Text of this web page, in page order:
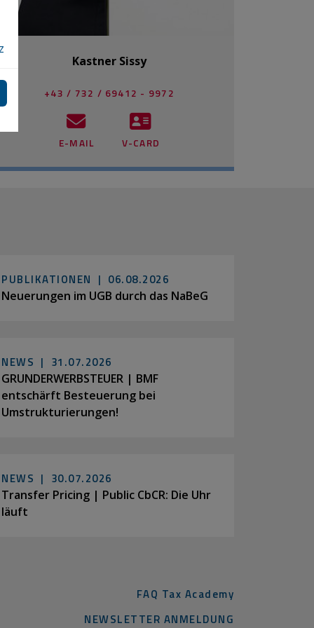
Kastner Sissy
+43 / 732 / 69412 - 9972
E-MAIL V-CARD
PUBLIKATIONEN | 06.08.2026
Neuerungen im UGB durch das NaBeG
NEWS | 31.07.2026
GRUNDERWERBSTEUER | BMF
entschärft Besteuerung bei
Umstrukturierungen!
NEWS | 30.07.2026
Transfer Pricing | Public CbCR: Die Uhr
läuft
FAQ Tax Academy
NEWSLETTER ANMELDUNG